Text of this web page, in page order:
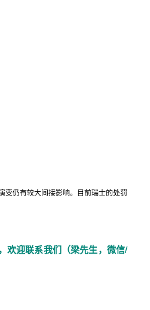
变仍有较大间接影响。目前瑞士的处罚
欢迎联系我们（梁先生，微信/